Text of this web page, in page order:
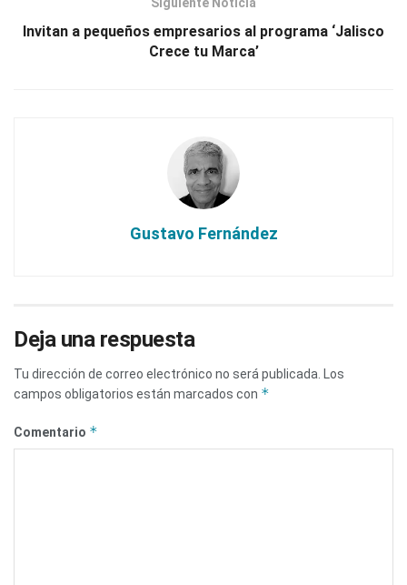
Invitan a pequeños empresarios al programa ‘Jalisco
Crece tu Marca’
Gustavo Fernández
Deja una respuesta
Tu dirección de correo electrónico no será publicada.
Los
campos obligatorios están marcados con *
Comentario *